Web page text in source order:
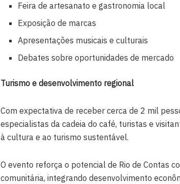
Feira de artesanato e gastronomia local
Exposição de marcas
Apresentações musicais e culturais
Debates sobre oportunidades de mercado
Turismo e desenvolvimento regional
Com expectativa de receber cerca de 2 mil
especialistas da cadeia do café, turistas e
à cultura e ao turismo sustentável.
O evento reforça o potencial de Rio de Contas
comunitária, integrando desenvolvimento